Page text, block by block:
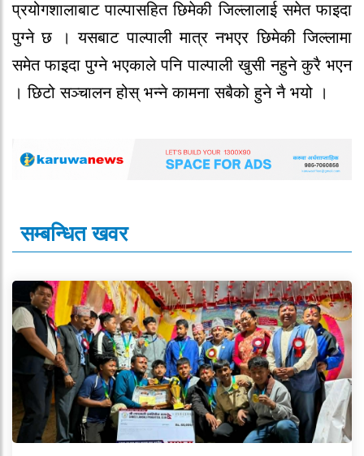
प्रयोगशालाबाट पाल्पासहित छिमेकी जिल्लालाई समेत फाइदा
पुग्ने छ । यसबाट पाल्पाली मात्र नभएर छिमेकी जिल्लामा
समेत फाइदा पुग्ने भएकाले पनि पाल्पाली खुसी नहुने कुरै भएन
। छिटो सञ्चालन होस् भन्ने कामना सबैको हुने नै भयो ।
सम्बन्धित खवर